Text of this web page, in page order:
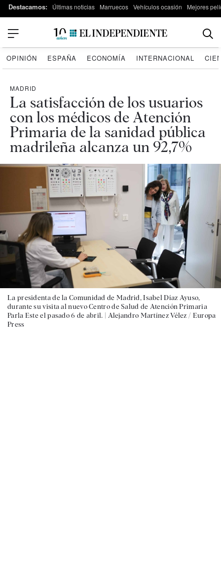
Destacamos: Últimas noticias Marruecos Vehículos ocasión Mejores
OPINIÓN ESPAÑA ECONOMÍA INTERNACIONAL
MADRID
La satisfacción de los usuarios
con los médicos de Atención
Primaria de la sanidad pública
madrileña alcanza un 92,7%
La presidenta de la Comunidad de Madrid, Isabel Díaz Ayuso,
durante su visita al nuevo Centro de Salud de Atención Primaria
Parla Este el pasado 6 de abril. | Alejandro Martínez Vélez / Europa
Press